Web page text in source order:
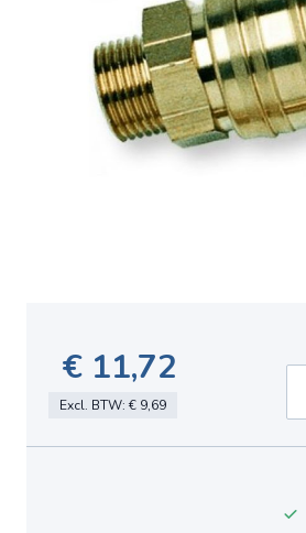
€ 11,72
Excl. BTW: € 9,69